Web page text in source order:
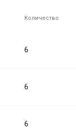
Количество
6
6
6